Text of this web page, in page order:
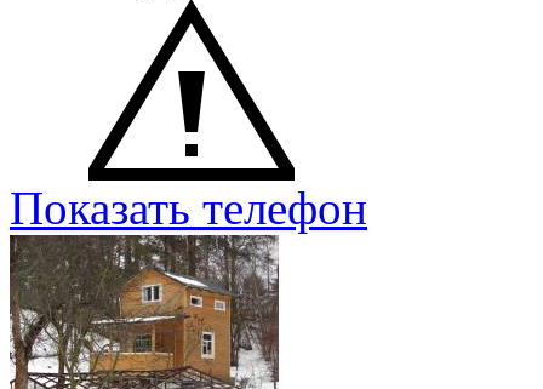
Показать телефон